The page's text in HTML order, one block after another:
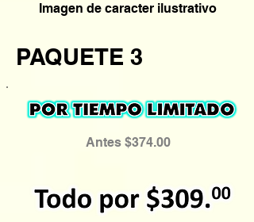
Imagen de caracter ilustrativo
PAQUETE 3
Antes $374.00